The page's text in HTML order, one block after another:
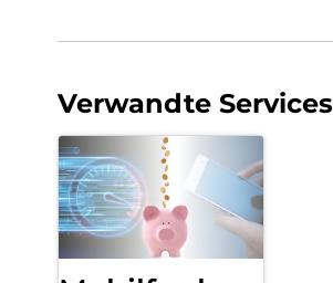
Verwandte Services